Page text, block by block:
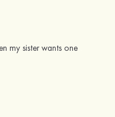
my sister wants one